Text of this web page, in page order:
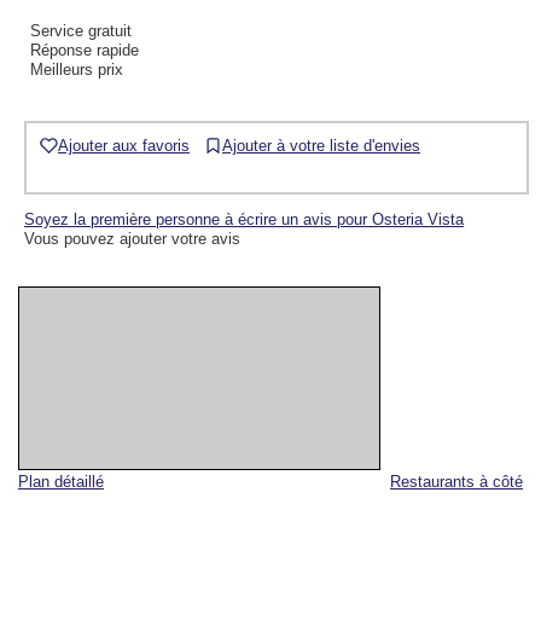
Restaurants à côté
Plan détaillé
Service gratuit
Réponse rapide
Meilleurs prix
Ajouter aux favoris Ajouter à votre liste d'envies
Soyez la première personne à écrire un avis pour Osteria Vista
Vous pouvez ajouter votre avis